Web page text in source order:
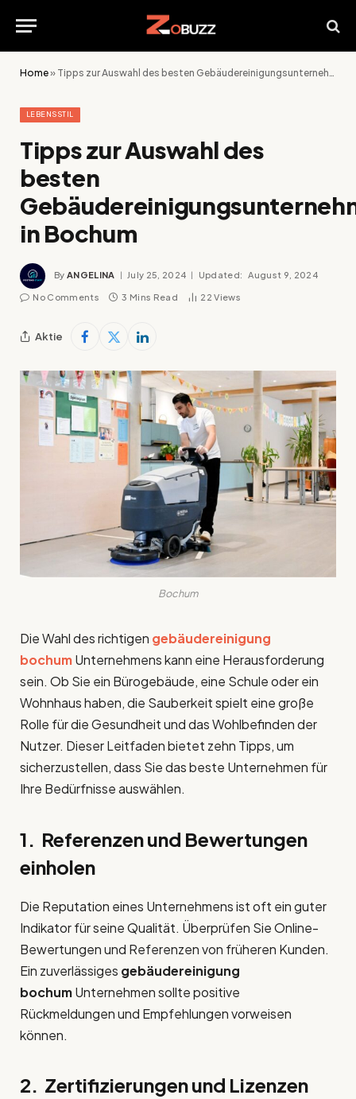
Home» Tipps zur Auswahl des besten Gebäudereinigungsunternehmens in Bochum
LEBENSSTIL
Tipps zur Auswahl des
besten
in Bochum
By ANGELINA July 25, 2024 Updated: August 9, 2024
No Comments 3 Mins Read 22Views
Aktie
Bochum
Die Wahl des richtigen gebäudereinigung
bochumUnternehmens kann eine Herausforderung
sein. Ob Sie ein Bürogebäude, eine Schule oder ein
Wohnhaus haben, die Sauberkeit spielt eine große
Rolle für die Gesundheit und das Wohlbefinden der
Nutzer. Dieser Leitfaden bietet zehn Tipps, um
sicherzustellen, dass Sie das beste Unternehmen für
Ihre Bedürfnisse auswählen.
1. Referenzen und Bewertungen
einholen
Die Reputation eines Unternehmens ist oft ein guter
Indikator für seine Qualität. Überprüfen Sie Online-
Bewertungen und Referenzen von früheren Kunden.
Ein zuverlässiges gebäudereinigung
bochumUnternehmen sollte positive
Rückmeldungen und Empfehlungen vorweisen
können.
2. Zertifizierungen und Lizenzen